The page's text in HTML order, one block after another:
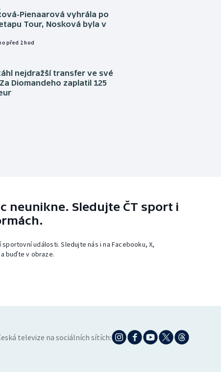
Pienaarová vyhrála po
Tour, Nosková byla v
před 2 hod
nejdražší transfer ve své
Diomandeho zaplatil 125
neunikne. Sledujte ČT sport i
události. Sledujte nás i na Facebooku, X,
a buďte v obraze.
televize na sociálních sítích: